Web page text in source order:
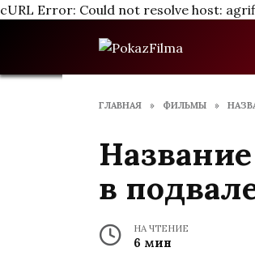
cURL Error: Could not resolve host:
ГЛАВНАЯ » ФИЛЬМЫ »
в
НА ЧТЕНИЕ
6 мин